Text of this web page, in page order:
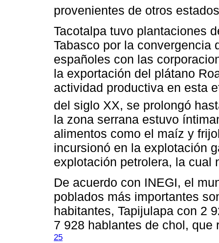
provenientes de otros
Tacotalpa tuvo plantaciones
Tabasco por la convergencia
españoles con las
la exportación del plátano
actividad productiva en esta
del siglo XX, se prolongó
la zona serrana estuvo
alimentos como el maíz y
incursionó en la explotación
explotación petrolera, la cual
De acuerdo con INEGI, el
poblados más importantes
habitantes, Tapijulapa con 2
7 928 hablantes de chol, que
25